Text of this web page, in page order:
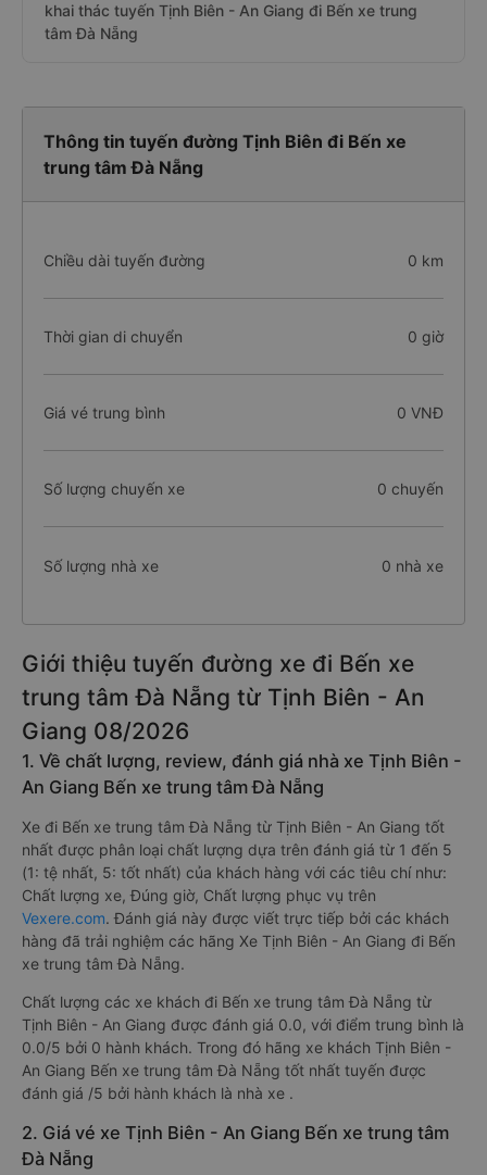
khai thác tuyến Tịnh Biên - An Giang đi Bến xe trung
tâm Đà Nẵng
Thông tin tuyến đường Tịnh Biên đi Bến xe
trung tâm Đà Nẵng
Chiều dài tuyến đường 0 km
Thời gian di chuyển 0 giờ
Giá vé trung bình 0 VNĐ
Số lượng chuyến xe 0 chuyến
Số lượng nhà xe 0 nhà xe
Giới thiệu tuyến đường xe đi Bến xe
trung tâm Đà Nẵng từ Tịnh Biên - An
Giang 08/2026
1. Về chất lượng, review, đánh giá nhà xe Tịnh Biên -
An Giang Bến xe trung tâm Đà Nẵng
Xe đi Bến xe trung tâm Đà Nẵng từ Tịnh Biên - An Giang tốt
nhất được phân loại chất lượng dựa trên đánh giá từ 1 đến 5
(1: tệ nhất, 5: tốt nhất) của khách hàng với các tiêu chí như:
Chất lượng xe, Đúng giờ, Chất lượng phục vụ trên
Vexere.com. Đánh giá này được viết trực tiếp bởi các khách
hàng đã trải nghiệm các hãng Xe Tịnh Biên - An Giang đi Bến
xe trung tâm Đà Nẵng.
Chất lượng các xe khách đi Bến xe trung tâm Đà Nẵng từ
Tịnh Biên - An Giang được đánh giá 0.0, với điểm trung bình là
0.0/5 bởi 0 hành khách. Trong đó hãng xe khách Tịnh Biên -
An Giang Bến xe trung tâm Đà Nẵng tốt nhất tuyến được
đánh giá /5 bởi hành khách là nhà xe .
2. Giá vé xe Tịnh Biên - An Giang Bến xe trung tâm
Đà Nẵng